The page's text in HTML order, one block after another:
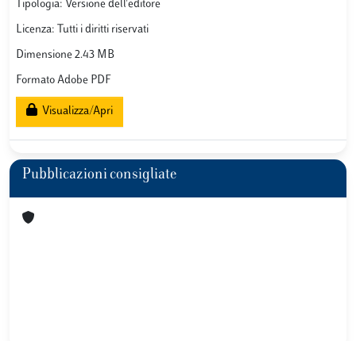
Tipologia: Versione dell'editore
Licenza: Tutti i diritti riservati
Dimensione 2.43 MB
Formato Adobe PDF
Visualizza/Apri
Pubblicazioni consigliate